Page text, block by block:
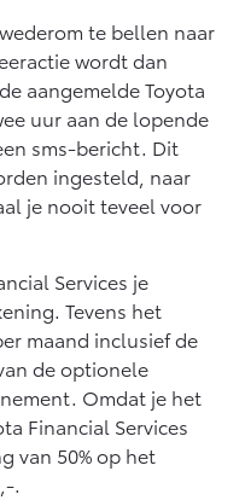
te bellen naar
wordt dan
aangemelde Toyota
uur aan de lopende
sms-bericht. Dit
ingesteld, naar
je nooit teveel voor
Services je
Tevens het
maand inclusief de
de optionele
Omdat je het
Financial Services
van 50% op het
.